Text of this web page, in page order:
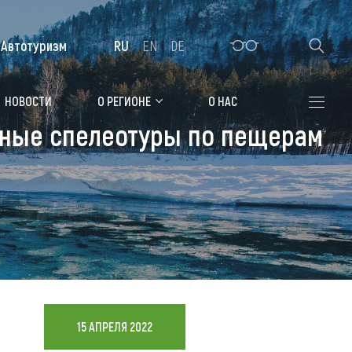
Алтайская зимовка
Где остановиться
Санатории
Гостиницы, отели
Коттеджи, базы
Сельские усадьбы
Мотели, придорожные отели
НОВОСТИ О РЕГИОНЕ О НАС
Автотуризм RU EN DE
спелеотуры по пещерам
15 АПРЕЛЯ 2022